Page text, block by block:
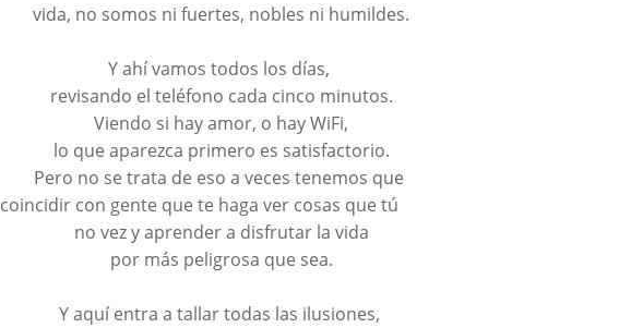
vida, no somos ni fuertes, nobles ni humildes.
Y ahí vamos todos los días,
revisando el teléfono cada cinco minutos.
Viendo si hay amor, o hay WiFi,
lo que aparezca primero es satisfactorio.
Pero no se trata de eso a veces tenemos que
coincidir con gente que te haga ver cosas que tú
no vez y aprender a disfrutar la vida
por más peligrosa que sea.
Y aquí entra a tallar todas las ilusiones,